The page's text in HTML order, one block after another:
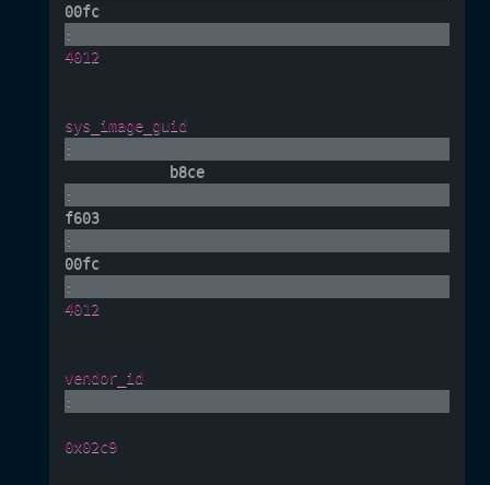
00fc
:
4012
sys_image_guid
:
            b8ce
:
f603
:
00fc
:
4012
vendor_id
:
0x02c9